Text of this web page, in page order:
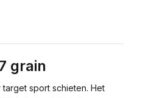
grain
sport schieten. Het